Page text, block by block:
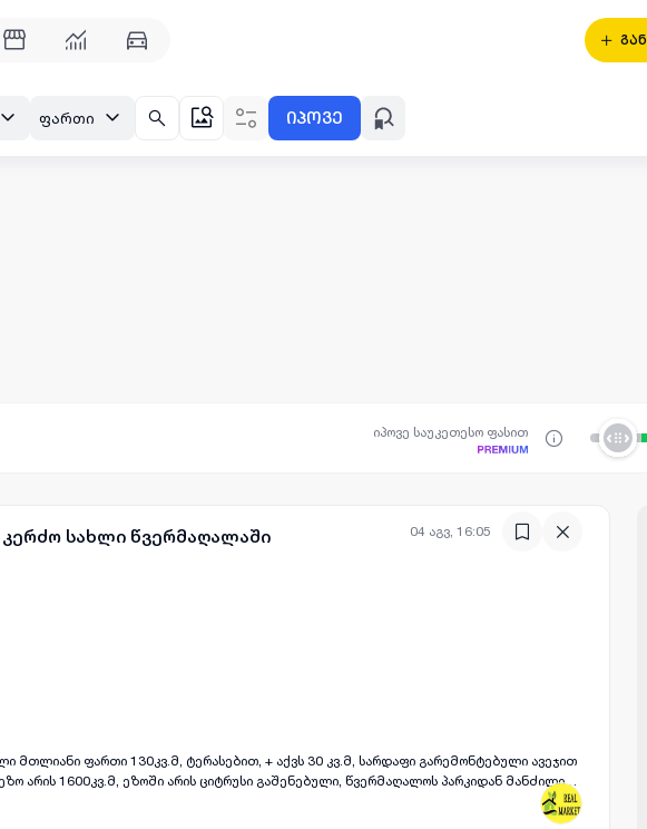
ფართი იპოვე
იპოვე საუკეთესო ფასით
04 აგვ, 16:05
კერძო სახლი წვერმაღალაში
ხოლო ბლექ სი არენიდან 10 წუთის სავალი, ფასი 165.000$